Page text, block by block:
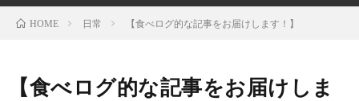
HOME 日常 【食べログ的な記事をお届けします！】
【食べログ的な記事をお届けしま